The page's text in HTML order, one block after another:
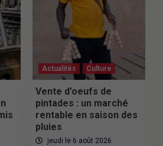
Actualités Culture
Vente d’oeufs de
pintades : un marché
rentable en saison des
pluies
jeudi le 6 août 2026